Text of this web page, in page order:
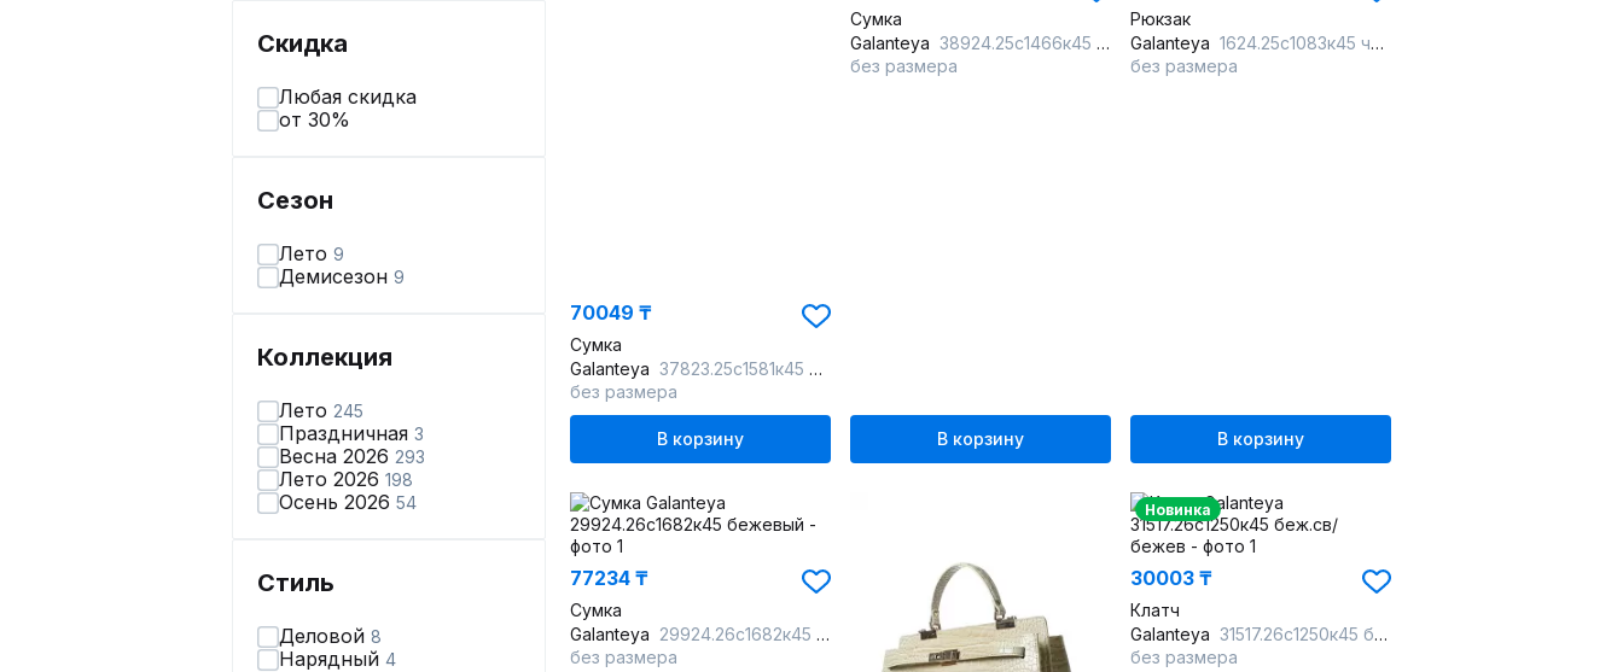
Скидка
Любая скидка
от 30%
Сезон
Лето 9
Демисезон 9
Коллекция
Лето 245
Праздничная 3
Весна 2026 293
Лето 2026 198
Осень 2026 54
Стиль
Деловой 8
Нарядный 4
70049 ₸
Сумка
Galanteya 37823.25с1581к45 беж.т/коричн
без размера
В корзину
Сумка
Galanteya 38924.25с1466к45 бордо
без размера
В корзину
Рюкзак
Galanteya 1624.25с1083к45 черный
без размера
В корзину
77234 ₸
Сумка
Galanteya 29924.26с1682к45 бежевый
без размера
Новинка
30003 ₸
Клатч
Galanteya 31517.26с1250к45 беж.св/бежев
без размера